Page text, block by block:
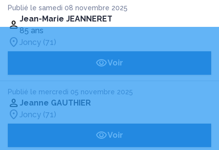
Publié le samedi 08 novembre 2025
Jean-Marie JEANNERET
85 ans
Joncy (71)
Voir
Publié le mercredi 05 novembre 2025
Jeanne GAUTHIER
Joncy (71)
Voir